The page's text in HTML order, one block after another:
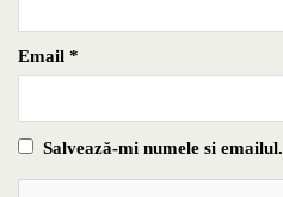
Email *
Salvează-mi numele si emailul.